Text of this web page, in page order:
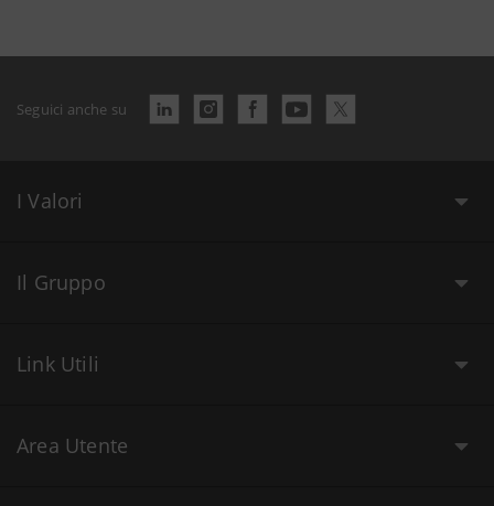
Seguici anche su
I Valori
Il Gruppo
Link Utili
Area Utente